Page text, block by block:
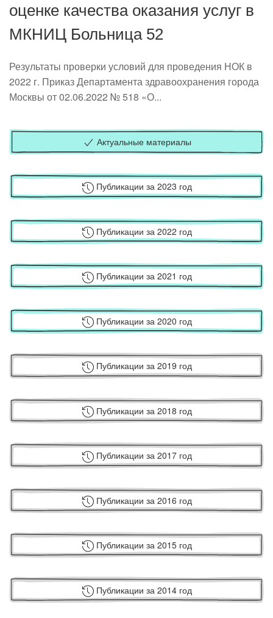
оценке качества оказания услуг в
МКНИЦ Больница 52
Результаты проверки условий для проведения НОК в
2022 г. Приказ Департамента здравоохранения города
Москвы от 02.06.2022 № 518 «О...
Актуальные материалы
Публикации за 2023 год
Публикации за 2022 год
Публикации за 2021 год
Публикации за 2020 год
Публикации за 2019 год
Публикации за 2018 год
Публикации за 2017 год
Публикации за 2016 год
Публикации за 2015 год
Публикации за 2014 год